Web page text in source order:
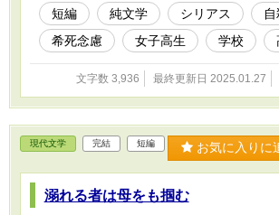
短編 純文学 シリアス
希死念慮
女子高生 学校
文字数 3,936 最終更新日 2025.01.27
現代文学 完結 短編 お気に入りに
溺れる者は母をも掴む